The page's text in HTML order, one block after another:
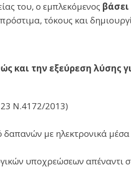
του, ο εμπλεκόμενος
τόκους και
και την εξεύρεση λύσης
Ν.4172/2013)
με ηλεκτρονικά
υποχρεώσεων απέναντι